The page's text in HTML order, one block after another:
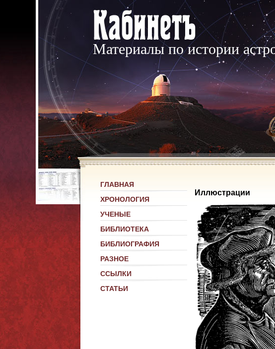
Материалы по истории
ГЛАВНАЯ
ХРОНОЛОГИЯ
УЧЕНЫЕ
БИБЛИОТЕКА
БИБЛИОГРАФИЯ
РАЗНОЕ
ССЫЛКИ
СТАТЬИ
Иллюстрации